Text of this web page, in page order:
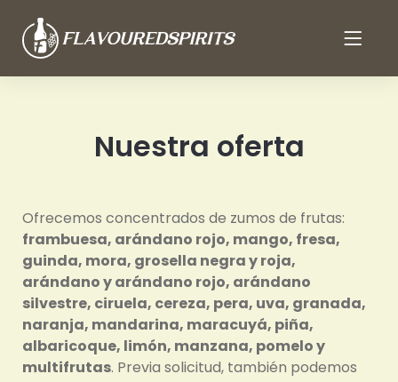
Nuestra oferta
Ofrecemos concentrados de zumos de frutas:
frambuesa, arándano rojo, mango, fresa,
guinda, mora, grosella negra y roja,
arándano y arándano rojo, arándano
silvestre, ciruela, cereza, pera, uva, granada,
naranja, mandarina, maracuyá, piña,
albaricoque, limón, manzana, pomelo y
multifrutas. Previa solicitud, también podemos